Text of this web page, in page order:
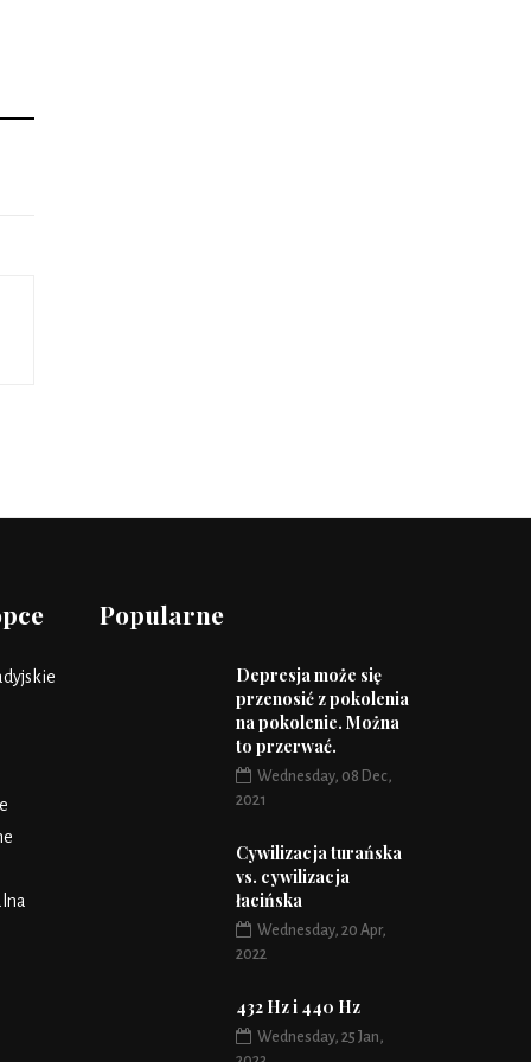
Popularne
Depresja może się
przenosić z pokolenia
na pokolenie. Można
to przerwać.
Wednesday, 08 Dec,
2021
Cywilizacja turańska
vs. cywilizacja
łacińska
Wednesday, 20 Apr,
2022
432 Hz i 440 Hz
Wednesday, 25 Jan,